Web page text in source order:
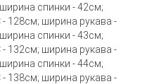
спинки - 42см;
128см; ширина рукава -
спинки - 43см;
132см; ширина рукава -
спинки - 44см;
138см; ширина рукава -